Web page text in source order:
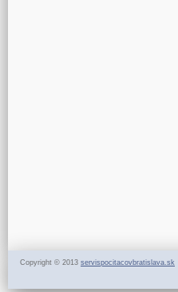
Copyright © 2013 servispocitacovbratislava.sk